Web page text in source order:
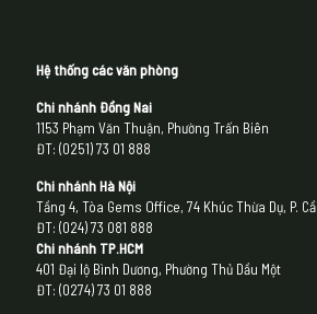
Hệ thống các văn phòng
Chi nhánh Đồng Nai
1153 Phạm Văn Thuận, Phường Trấn Biên
ĐT: (0251) 73 01 888
Chi nhánh Hà Nội
Tầng 4, Tòa Gems Office, 74 Khúc Thừa Dụ, P.
ĐT: (024) 73 081 888
Chi nhánh TP.HCM
401 Đại lộ Bình Dương, Phường Thủ Dầu Một
ĐT: (0274) 73 01 888